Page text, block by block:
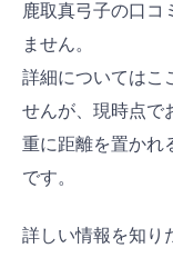
鹿取真弓子の口コ
ません。
詳細についてはこ
せんが、現時点で
重に距離を置かれ
です。
詳しい情報を知り